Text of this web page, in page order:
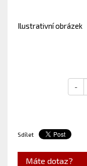
Ilustrativní obrázek
-
Sdílet
Máte dotaz?